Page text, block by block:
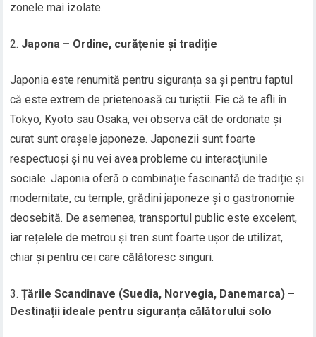
zonele mai izolate.
Japona – Ordine, curățenie și tradiție
Japonia este renumită pentru siguranța sa și pentru faptul
că este extrem de prietenoasă cu turiștii. Fie că te afli în
Tokyo, Kyoto sau Osaka, vei observa cât de ordonate și
curat sunt orașele japoneze. Japonezii sunt foarte
respectuoși și nu vei avea probleme cu interacțiunile
sociale. Japonia oferă o combinație fascinantă de tradiție și
modernitate, cu temple, grădini japoneze și o gastronomie
deosebită. De asemenea, transportul public este excelent,
iar rețelele de metrou și tren sunt foarte ușor de utilizat,
chiar și pentru cei care călătoresc singuri.
Țările Scandinave (Suedia, Norvegia, Danemarca) –
Destinații ideale pentru siguranța călătorului solo